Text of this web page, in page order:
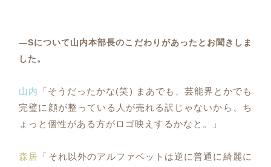
―Sについて山内本部長のこだわりがあったとお聞きしま
した。
山内
「そうだったかな(笑) まあでも、芸能界とかでも
完璧に顔が整っている人が売れる訳じゃないから、ち
ょっと個性がある方がロゴ映えするかなと。」
森居 「それ以外のアルファベットは逆に普通に綺麗に